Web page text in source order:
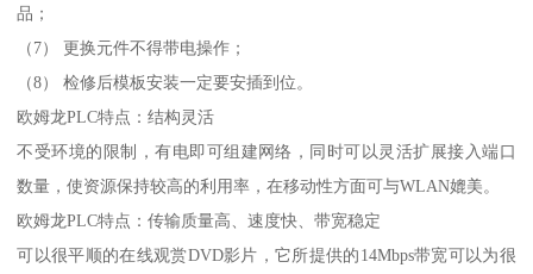
品；
（7） 更换元件不得带电操作；
（8） 检修后模板安装一定要安插到位。
欧姆龙PLC特点：结构灵活
不受环境的限制，有电即可组建网络，同时可以灵活扩展接入端口
数量，使资源保持较高的利用率，在移动性方面可与WLAN媲美。
欧姆龙PLC特点：传输质量高、速度快、带宽稳定
可以很平顺的在线观赏DVD影片，它所提供的14Mbps带宽可以为很